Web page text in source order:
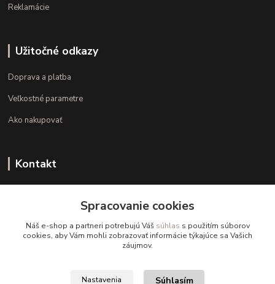
Reklamácie
Užitočné odkazy
Doprava a platba
Veľkostné parametre
Ako nakupovať
Kontakt
(Po.-Pi. 10.00 - 15.00)
info@kvalitnaBielizen.sk
Spracovanie cookies
Náš e-shop a partneri potrebujú Váš súhlas s použitím súborov
cookies, aby Vám mohli zobrazovať informácie týkajúce sa Vašich
záujmov.
Nastavenia Súhlasím